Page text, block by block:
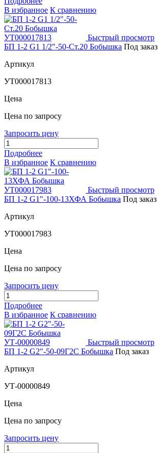
В избранное К сравнению
Быстрый просмотр
БП 1-2 G1 1/2"-50-Ст.20 Бобышка Под заказ
Артикул
УТ000017813
Цена
Цена по запросу
Запросить цену
Подробнее
В избранное К сравнению
Быстрый просмотр
БП 1-2 G1"-100-13ХФА Бобышка Под заказ
Артикул
УТ000017983
Цена
Цена по запросу
Запросить цену
Подробнее
В избранное К сравнению
Быстрый просмотр
БП 1-2 G2"-50-09Г2С Бобышка Под заказ
Артикул
УТ-00000849
Цена
Цена по запросу
Запросить цену